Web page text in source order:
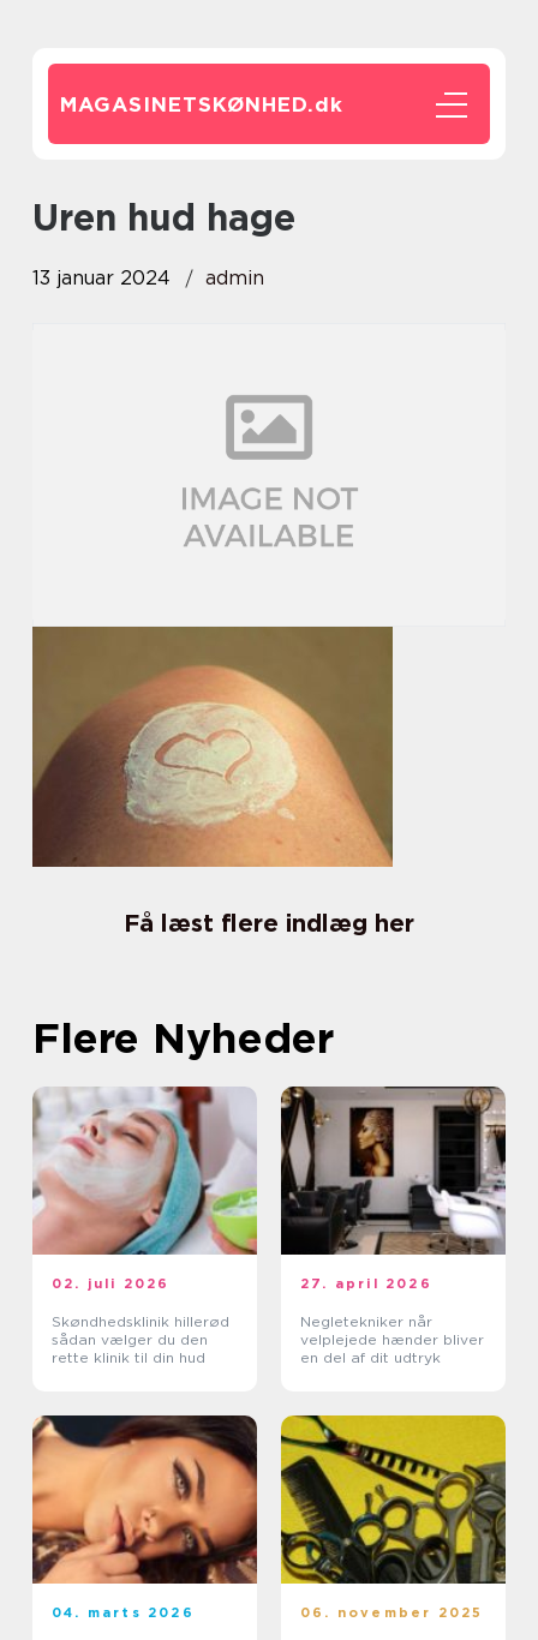
MAGASINETSKØNHED.dk
uren hud hage
13 januar 2024 admin
Få læst flere indlæg her
Flere Nyheder
02. juli 2026
Skøndhedsklinik hillerød
sådan vælger du den
rette klinik til din hud
27. april 2026
Negletekniker når
velplejede hænder bliver
en del af dit udtryk
04. marts 2026 06. november 2025